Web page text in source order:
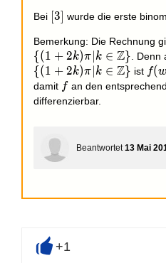
Bei [3]
3 wurde die erste
Bemerkung: Die Rechnung
{ (1 + 2k)π k ∈ Z} .
{ (1 + 2k)π k ∈ Z} ist f(w)
f(w
damit ffan den
differenzierbar.
Beantwortet 13 Mai
+1